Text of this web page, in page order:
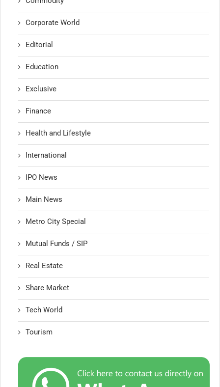
Corporate World
Editorial
Education
Exclusive
Finance
Health and Lifestyle
International
IPO News
Main News
Metro City Special
Mutual Funds / SIP
Real Estate
Share Market
Tech World
Tourism